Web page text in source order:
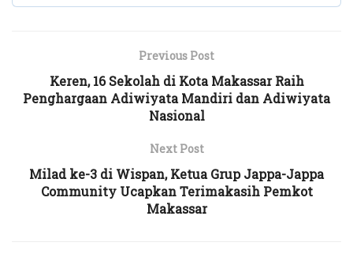
Previous Post
Keren, 16 Sekolah di Kota Makassar Raih
Penghargaan Adiwiyata Mandiri dan Adiwiyata
Nasional
Next Post
Milad ke-3 di Wispan, Ketua Grup Jappa-Jappa
Community Ucapkan Terimakasih Pemkot
Makassar